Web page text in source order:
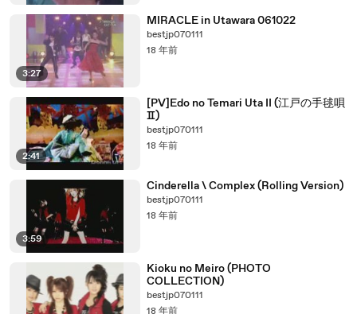
3:27
MIRACLE in Utawara 061022
bestjp070111
18 年前
2:41
[PV]Edo no Temari Uta II (江戸の手毬唄
Ⅱ)
bestjp070111
18 年前
3:59
Cinderella \ Complex (Rolling Version)
bestjp070111
18 年前
Kioku no Meiro (PHOTO
COLLECTION)
bestjp070111